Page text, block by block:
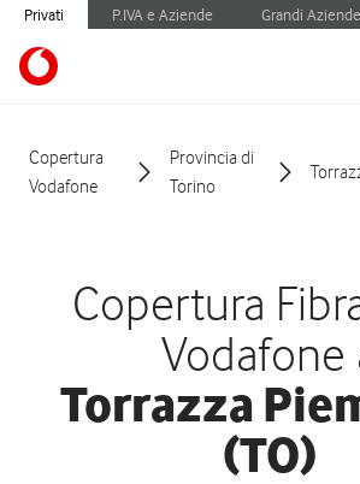
Privati P.IVA e Aziende Grandi
Copertura
Vodafone
Provincia di
Torino
Copertura
Vodafone
Torrazza
(TO)